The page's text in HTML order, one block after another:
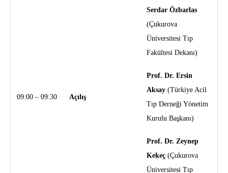
09:00 – 09:30 Açılış
Serdar Özbarlas
(Çukurova
Üniversitesi Tıp
Fakültesi Dekanı)
Prof. Dr. Ersin
Aksay (Türkiye Acil
Tıp Derneği Yönetim
Kurulu Başkanı)
Prof. Dr. Zeynep
Kekeç (Çukurova
Üniversitesi Tıp